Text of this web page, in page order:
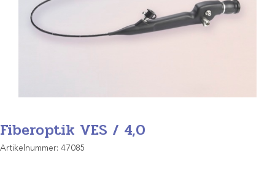
Fiberoptik VES / 4,0
Artikelnummer: 47085